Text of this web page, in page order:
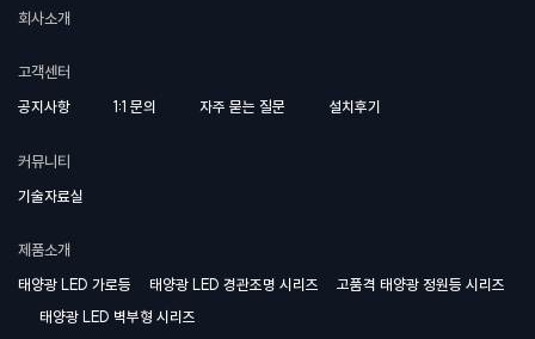
회사소개
고객센터
공지사항 1:1 문의 자주 묻는 질문 설치후기
커뮤니티
기술자료실
제품소개
태양광 LED 가로등 태양광 LED 경관조명 시리즈
고품격 태양광 정원등 시리즈
태양광 LED 벽부형 시리즈